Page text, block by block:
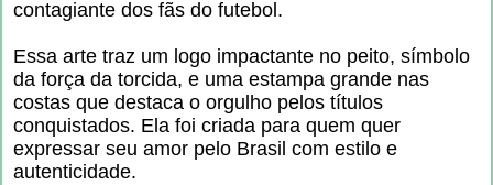
contagiante dos fãs do futebol.
Essa arte traz um logo impactante no peito, símbolo
da força da torcida, e uma estampa grande nas
costas que destaca o orgulho pelos títulos
conquistados. Ela foi criada para quem quer
expressar seu amor pelo Brasil com estilo e
autenticidade.